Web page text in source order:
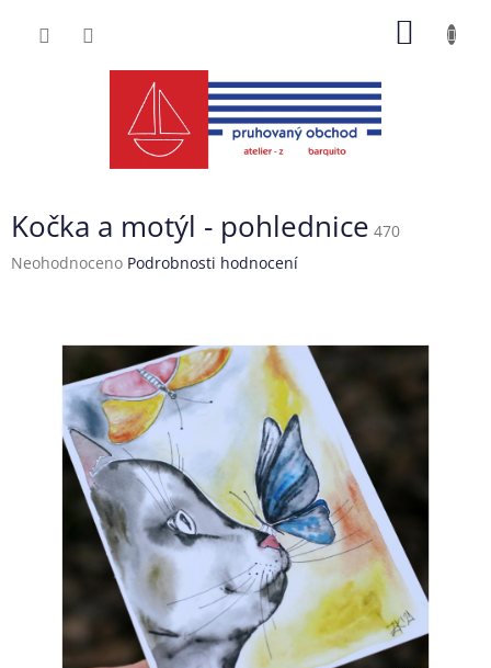
Kočka a motýl - pohlednice 470
Průměrné
hvězdiček.
Neohodnoceno Podrobnosti hodnocení